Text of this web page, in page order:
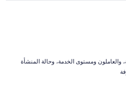
عناصر نالت الإعجاب: ⁦النظافة⁩، و⁦العاملون ومستوى الخدمة⁩، و⁦حالة المنشأة